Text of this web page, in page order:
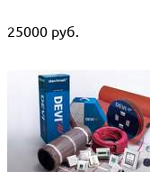
25000 руб.